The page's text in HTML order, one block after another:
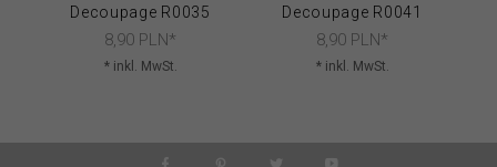
Decoupage R0035
8,90 PLN*
* inkl. MwSt.
Decoupage R0041
8,90 PLN*
* inkl. MwSt.